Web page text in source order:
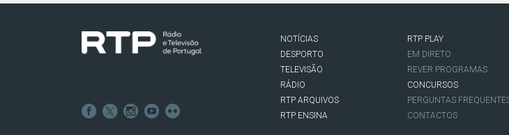
NOTÍCIAS
DESPORTO
TELEVISÃO
RÁDIO
RTP ARQUIVOS
RTP ENSINA
RTP PLAY
EM DIRETO
REVER PROGRAMAS
CONCURSOS
PERGUNTAS
CONTACTOS